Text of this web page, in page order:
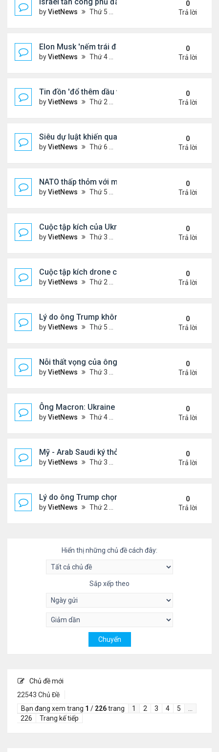
byVietNews Thứ 5 Tháng 6 12, 2025 5:28 pm
0
Trả lời
Elon Musk 'nếm trái đắng' khi rạn nứt với ông
byVietNews Thứ 4 Tháng 6 11, 2025 5:53 pm
0
Trả lời
Tin đồn 'đổ thêm dầu vào lửa' biểu tình ở Los
byVietNews Thứ 2 Tháng 6 09, 2025 5:54 pm
0
Trả lời
Siêu dự luật khiến quan hệ Trump - Musk tan vỡ
byVietNews Thứ 6 Tháng 6 06, 2025 4:57 pm
0
Trả lời
NATO thấp thỏm với mối đe dọa từ drone sát thủ
byVietNews Thứ 5 Tháng 6 05, 2025 5:51 pm
0
Trả lời
Cuộc tập kích của Ukraine khó làm suy yếu 'mưa
byVietNews Thứ 3 Tháng 6 03, 2025 5:55 pm
0
Trả lời
Cuộc tập kích drone có thể thay đổi quy tắc chiến
byVietNews Thứ 2 Tháng 6 02, 2025 5:41 pm
0
Trả lời
Lý do ông Trump không muốn áp lệnh trừng phạt
byVietNews Thứ 5 Tháng 5 29, 2025 8:32 am
0
Trả lời
Nỗi thất vọng của ông Trump với nỗ lực chấm dứt
byVietNews Thứ 3 Tháng 5 27, 2025 6:13 pm
0
Trả lời
Ông Macron: Ukraine biết không thể giành lại
byVietNews Thứ 4 Tháng 5 14, 2025 3:54 pm
0
Trả lời
Mỹ - Arab Saudi ký thỏa thuận vũ khí 142 tỷ USD
byVietNews Thứ 3 Tháng 5 13, 2025 3:19 pm
0
Trả lời
Lý do ông Trump chọn vùng Vịnh làm nơi đầu tiên
byVietNews Thứ 2 Tháng 5 12, 2025 4:00 pm
0
Trả lời
Hiển thị những chủ đề cách đây:
Sắp xếp theo
Chủ đề mới
22543 Chủ Đề
Bạn đang xem trang 1 / 226trang 1 2 3 4 5
226
Trang kế tiếp